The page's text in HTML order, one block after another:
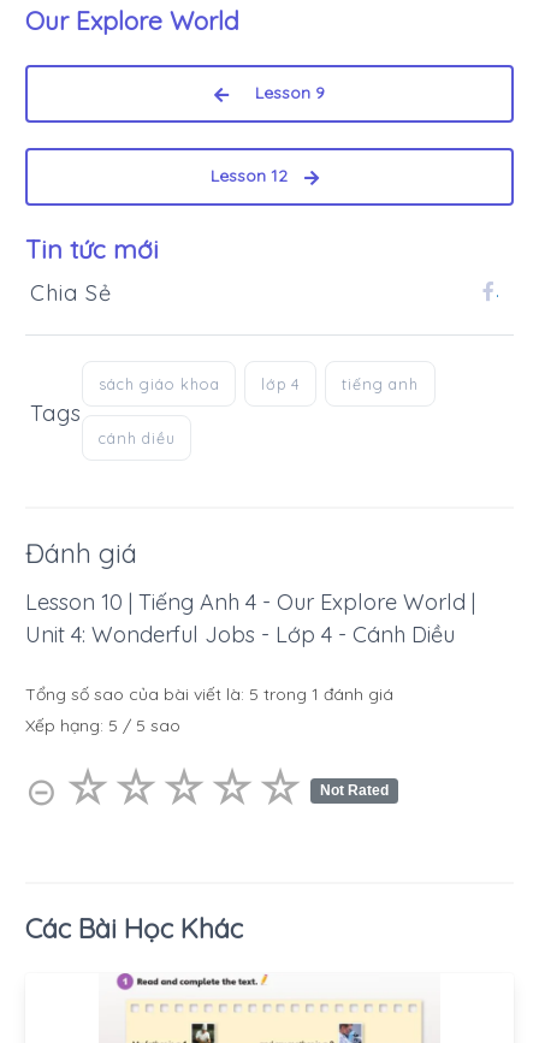
Our Explore World
Lesson 9
Lesson 12
Tin tức mới
Chia Sẻ .
Tags
sách giáo khoa lớp 4 tiếng anh
cánh diều
Đánh giá
Lesson 10 | Tiếng Anh 4 - Our Explore World |
Unit 4: Wonderful Jobs - Lớp 4 - Cánh Diều
Tổng số sao của bài viết là: 5 trong 1 đánh giá
Xếp hạng: 5 / 5 sao
⊝ ☆☆☆☆☆
★★★★★ Not Rated
Các Bài Học Khác